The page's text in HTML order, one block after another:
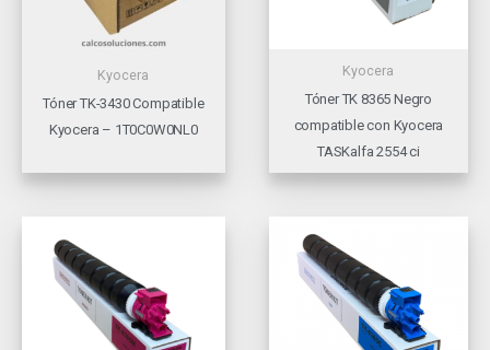
Kyocera
Tóner TK-3430 Compatible
Kyocera – 1T0C0W0NL0
Kyocera
Tóner TK 8365 Negro
compatible con Kyocera
TASKalfa 2554 ci